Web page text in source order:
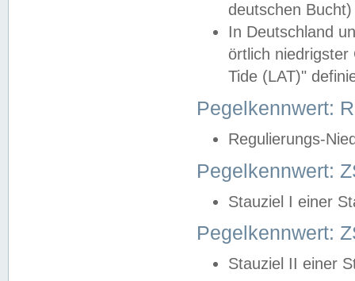
deutschen
In Deutschland
örtlich
Tide (LAT)"
Pegelkennwert:
Regulierungs-
Pegelkennwert:
Stauziel I einer
Pegelkennwert:
Stauziel II einer